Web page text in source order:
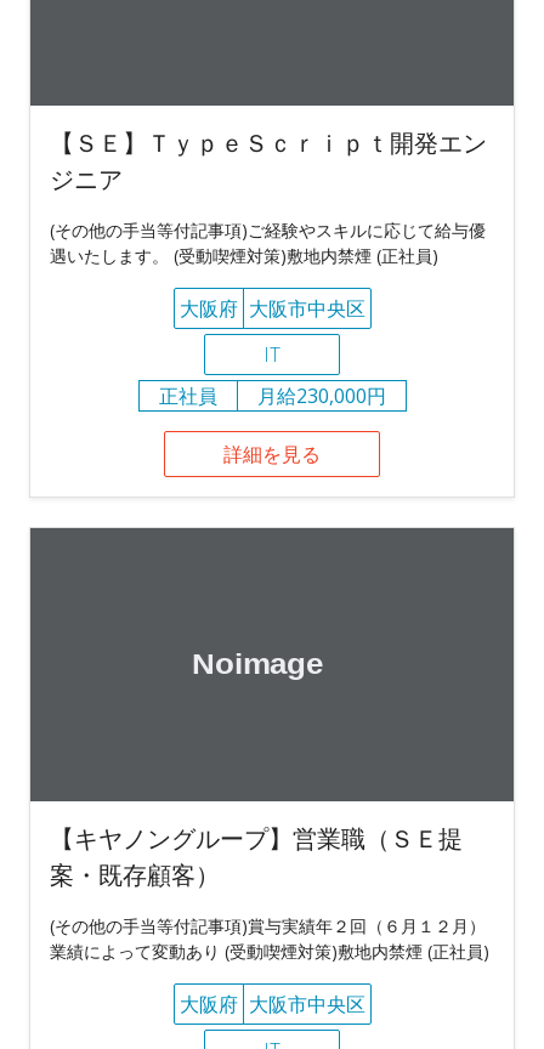
【ＳＥ】ＴｙｐｅＳｃｒｉｐｔ開発エン
ジニア
(その他の手当等付記事項)ご経験やスキルに応じて給与優
遇いたします。 (受動喫煙対策)敷地内禁煙 (正社員)
大阪府 大阪市中央区
IT
正社員
月給230,000円
詳細を見る
【キヤノングループ】営業職（ＳＥ提
案・既存顧客）
(その他の手当等付記事項)賞与実績年２回（６月１２月）
業績によって変動あり (受動喫煙対策)敷地内禁煙 (正社員)
大阪府 大阪市中央区